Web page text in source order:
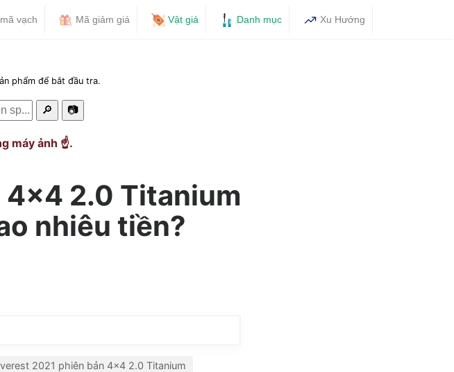
vạch Mã giảm giá Vật giá Danh mục Xu Hướng
phẩm để bắt đầu tra.
🔎 📷
máy ảnh ☝️.
4×4 2.0 Titanium
nhiêu tiền?
2021 phiên bản 4x4 2.0 Titanium